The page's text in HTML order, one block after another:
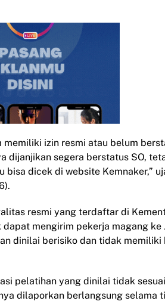
izin resmi atau belum
dijanjikan segera berstatus SO,
bisa dicek di website Kemnaker,”
resmi yang terdaftar di
mengirim pekerja magang ke
dinilai berisiko dan tidak memiliki
pelatihan yang dinilai tidak
dilaporkan berlangsung selama